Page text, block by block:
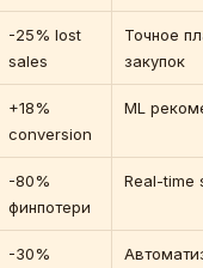
-25% lost
sales
Точное
закупок
+18%
conversion
ML
-80%
финпотери
Real-time
-30%